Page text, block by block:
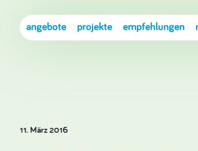
angebote projekte empfehlungen
11. März 2016